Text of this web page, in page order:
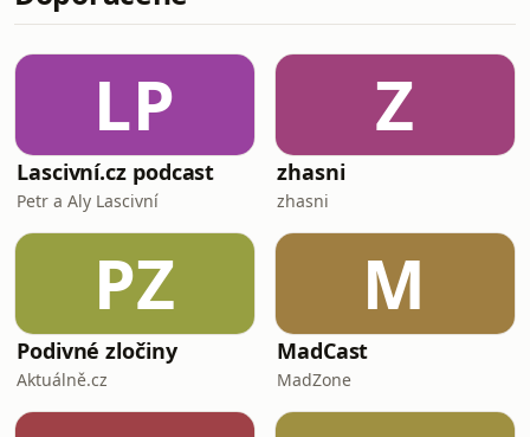
odpověď (podrobněji viz 58. díl). Ať už
libovolný počet dětí, záhy se od okolí
dozvíte, že tento počet je určit
LP
Lascivní.cz podcast
Petr a Aly Lascivní
Z
zhasni
zhasni
PZ
Podivné zločiny
Aktuálně.cz
M
MadCast
MadZone